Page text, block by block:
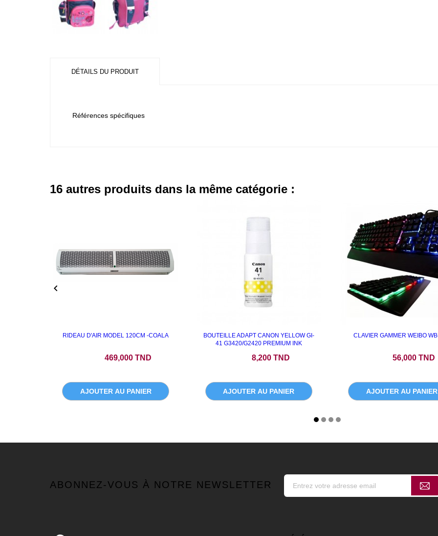
DÉTAILS DU PRODUIT
Références spécifiques
16 autres produits dans la même catégorie :
RIDEAU D'AIR MODEL 120CM -COALA
469,000 TND
AJOUTER AU PANIER
BOUTEILLE ADAPT CANON YELLOW GI-
41 G3420/G2420 PREMIUM INK
8,200 TND
AJOUTER AU PANIER
CLAVIER GAMMER WEIBO
56,000 TND
AJOUTER AU PANIER

ABONNEZ-VOUS À NOTRE NEWSLETTER